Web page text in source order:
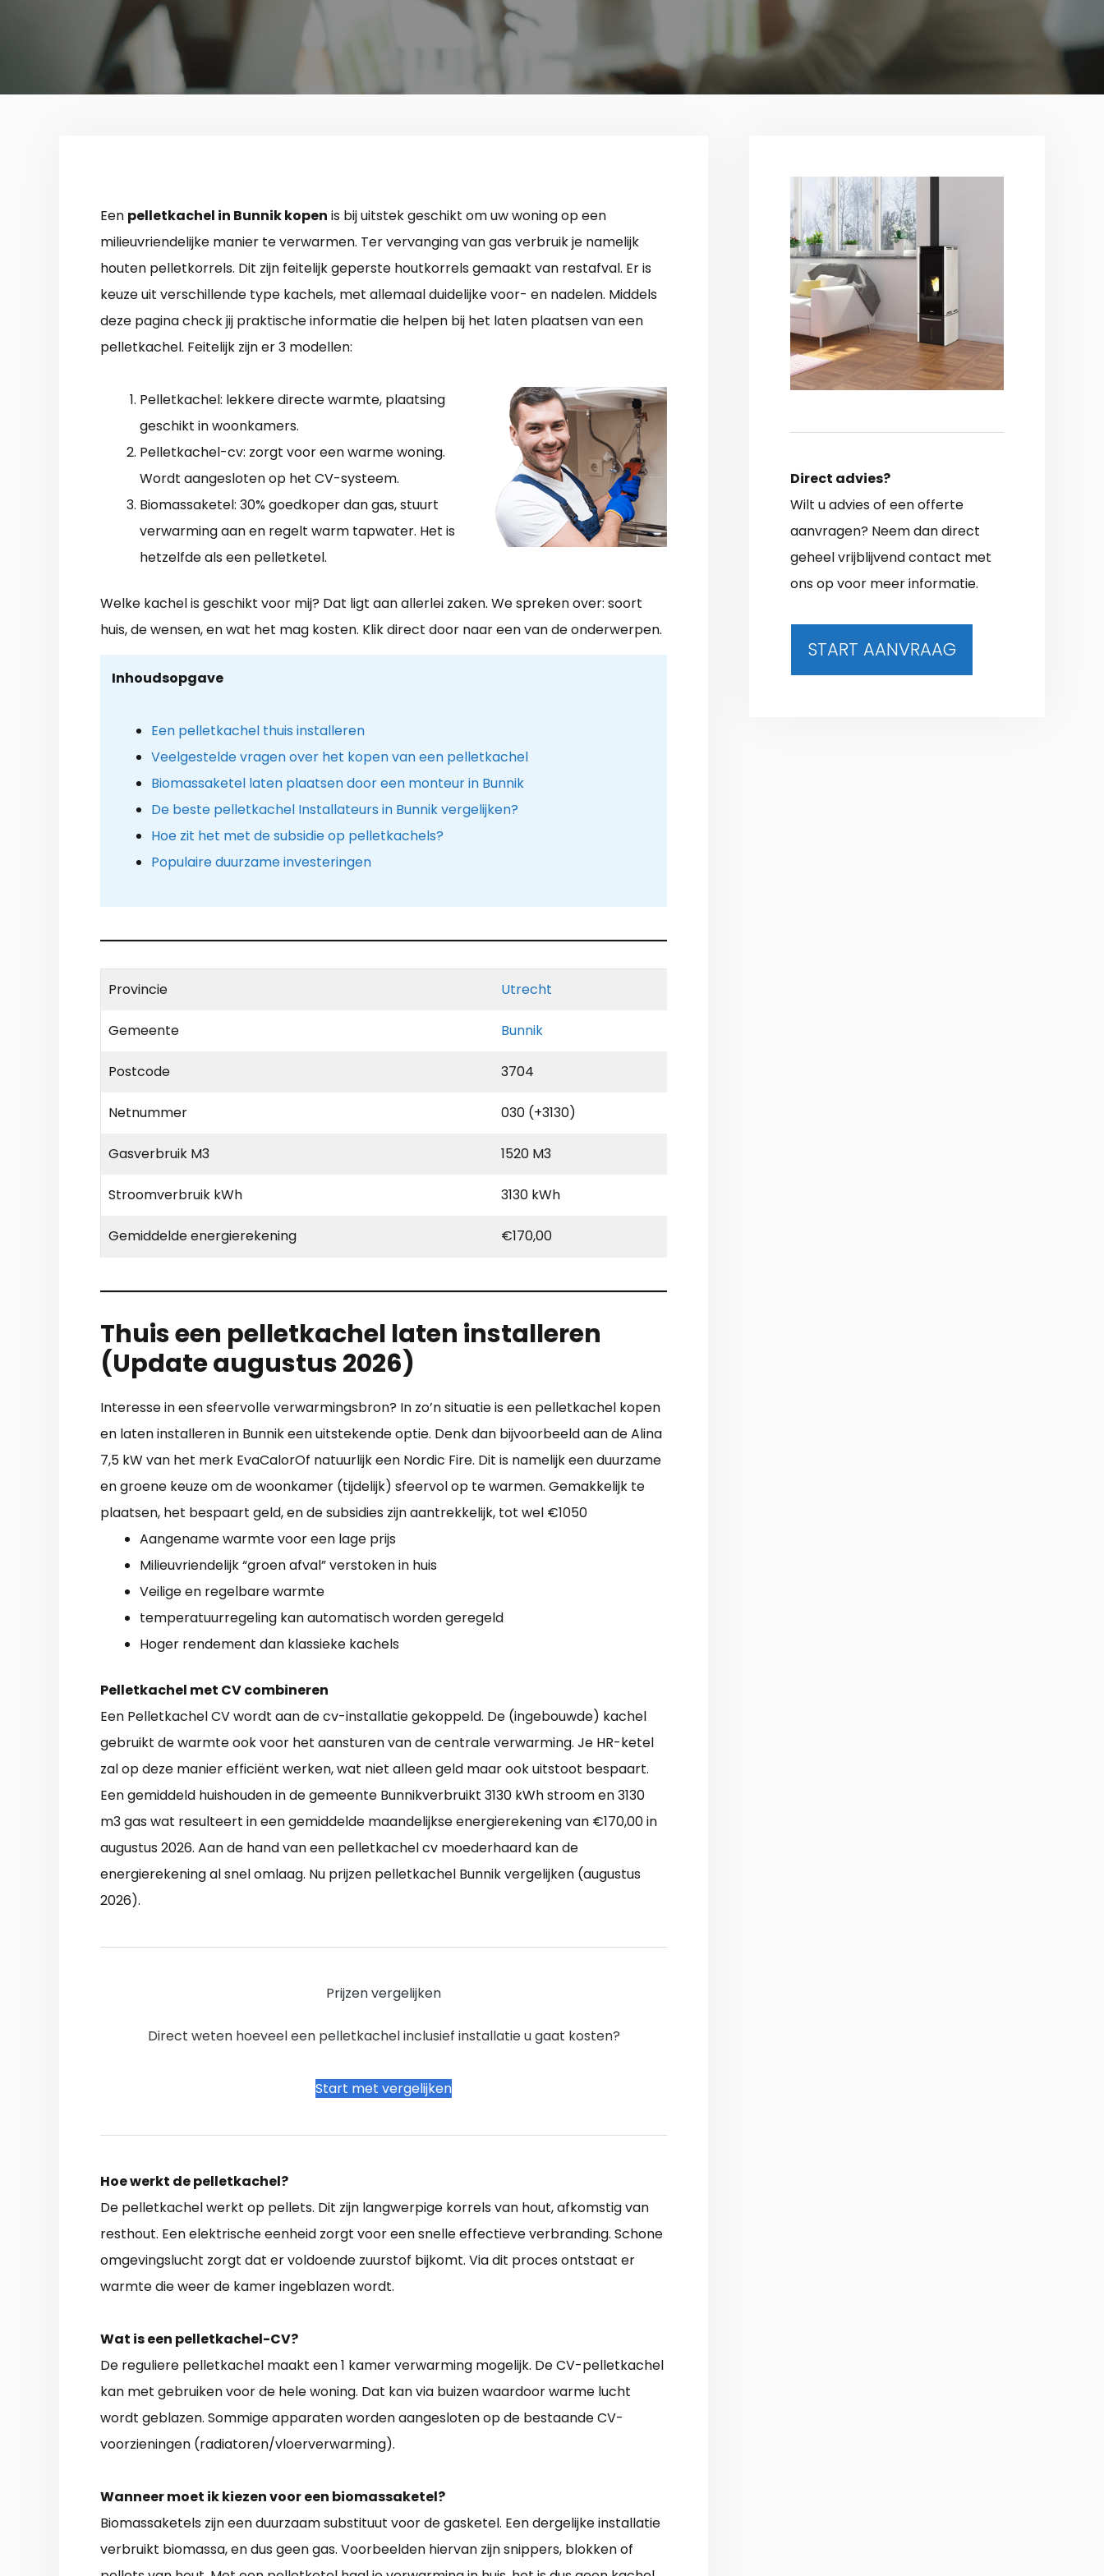
Een pelletkachel in Bunnik kopen is bij uitstek geschikt om uw woning op een
milieuvriendelijke manier te verwarmen. Ter vervanging van gas verbruik je namelijk
houten pelletkorrels. Dit zijn feitelijk geperste houtkorrels gemaakt van restafval. Er is
keuze uit verschillende type kachels, met allemaal duidelijke voor- en nadelen. Middels
deze pagina check jij praktische informatie die helpen bij het laten plaatsen van een
pelletkachel. Feitelijk zijn er 3 modellen:
Pelletkachel: lekkere directe warmte, plaatsing
geschikt in woonkamers.
Pelletkachel-cv: zorgt voor een warme woning.
Wordt aangesloten op het CV-systeem.
Biomassaketel: 30% goedkoper dan gas, stuurt
verwarming aan en regelt warm tapwater. Het is
hetzelfde als een pelletketel.
Welke kachel is geschikt voor mij? Dat ligt aan allerlei zaken. We spreken over: soort
huis, de wensen, en wat het mag kosten. Klik direct door naar een van de onderwerpen.
Inhoudsopgave
Een pelletkachel thuis installeren
Veelgestelde vragen over het kopen van een pelletkachel
Biomassaketel laten plaatsen door een monteur in Bunnik
De beste pelletkachel Installateurs in Bunnik vergelijken?
Hoe zit het met de subsidie op pelletkachels?
Populaire duurzame investeringen
Provincie Utrecht
Gemeente Bunnik
Postcode 3704
Netnummer 030 (+3130)
Gasverbruik M3 1520 M3
Stroomverbruik kWh 3130 kWh
Gemiddelde energierekening €170,00
Thuis een pelletkachel laten installeren
(Update augustus 2026)
Interesse in een sfeervolle verwarmingsbron? In zo’n situatie is een pelletkachel kopen
en laten installeren in Bunnik een uitstekende optie. Denk dan bijvoorbeeld aan de Alina
7,5 kW van het merk EvaCalorOf natuurlijk een Nordic Fire. Dit is namelijk een duurzame
en groene keuze om de woonkamer (tijdelijk) sfeervol op te warmen. Gemakkelijk te
plaatsen, het bespaart geld, en de subsidies zijn aantrekkelijk, tot wel €1050
Aangename warmte voor een lage prijs
Milieuvriendelijk “groen afval” verstoken in huis
Veilige en regelbare warmte
temperatuurregeling kan automatisch worden geregeld
Hoger rendement dan klassieke kachels
Pelletkachel met CV combineren
Een Pelletkachel CV wordt aan de cv-installatie gekoppeld. De (ingebouwde) kachel
gebruikt de warmte ook voor het aansturen van de centrale verwarming. Je HR-ketel
zal op deze manier efficiënt werken, wat niet alleen geld maar ook uitstoot bespaart.
Een gemiddeld huishouden in de gemeente Bunnikverbruikt 3130 kWh stroom en 3130
m3 gas wat resulteert in een gemiddelde maandelijkse energierekening van €170,00 in
augustus 2026. Aan de hand van een pelletkachel cv moederhaard kan de
energierekening al snel omlaag. Nu prijzen pelletkachel Bunnik vergelijken (augustus
2026).
Prijzen vergelijken
Direct weten hoeveel een pelletkachel inclusief installatie u gaat kosten?
Start met vergelijken
Hoe werkt de pelletkachel?
De pelletkachel werkt op pellets. Dit zijn langwerpige korrels van hout, afkomstig van
resthout. Een elektrische eenheid zorgt voor een snelle effectieve verbranding. Schone
omgevingslucht zorgt dat er voldoende zuurstof bijkomt. Via dit proces ontstaat er
warmte die weer de kamer ingeblazen wordt.
Wat is een pelletkachel-CV?
De reguliere pelletkachel maakt een 1 kamer verwarming mogelijk. De CV-pelletkachel
kan met gebruiken voor de hele woning. Dat kan via buizen waardoor warme lucht
wordt geblazen. Sommige apparaten worden aangesloten op de bestaande CV-
voorzieningen (radiatoren/vloerverwarming).
Wanneer moet ik kiezen voor een biomassaketel?
Biomassaketels zijn een duurzaam substituut voor de gasketel. Een dergelijke installatie
verbruikt biomassa, en dus geen gas. Voorbeelden hiervan zijn snippers, blokken of
Direct advies?
Wilt u advies of een offerte
aanvragen? Neem dan direct
geheel vrijblijvend contact met
ons op voor meer informatie.
START AANVRAAG